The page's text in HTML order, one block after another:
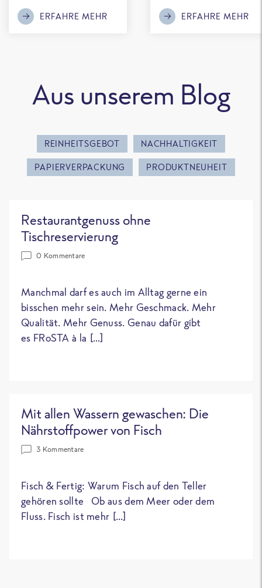
ERFAHRE MEHR ERFAHRE MEHR
Aus unserem Blog
REINHEITSGEBOT NACHHALTIGKEIT
PAPIERVERPACKUNG PRODUKTNEUHEIT
Restaurantgenuss ohne
Tischreservierung
0 Kommentare
Manchmal darf es auch im Alltag gerne ein
bisschen mehr sein. Mehr Geschmack. Mehr
Qualität. Mehr Genuss. Genau dafür gibt
es FRoSTA à la […]
Mit allen Wassern gewaschen: Die
Nährstoffpower von Fisch
3 Kommentare
Fisch & Fertig: Warum Fisch auf den Teller
gehören sollte Ob aus dem Meer oder dem
Fluss. Fisch ist mehr […]